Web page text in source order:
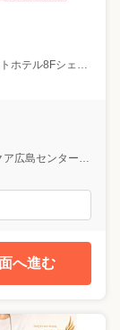
トンシャインスパ内
島センター街4F
へ進む